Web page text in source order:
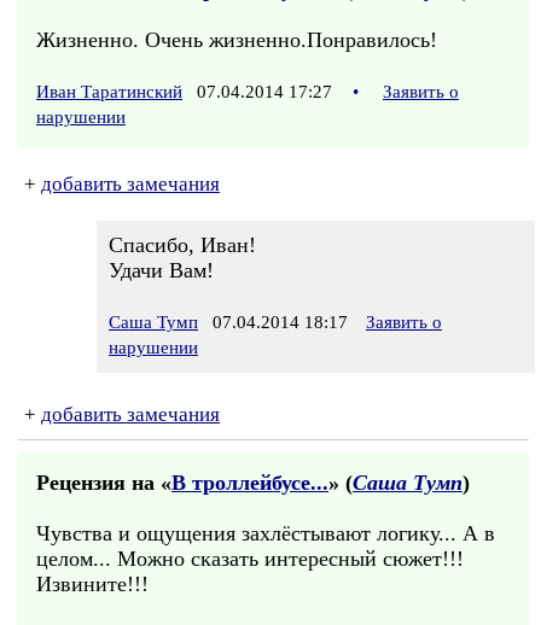
Жизненно. Очень жизненно.Понравилось!
Иван Таратинский 07.04.2014 17:27 •
Заявить о
нарушении
+ добавить замечания
Спасибо, Иван!
Удачи Вам!
Саша Тумп 07.04.2014 18:17
Заявить о
нарушении
+ добавить замечания
Рецензия на «В троллейбусе...» (Саша Тумп)
Чувства и ощущения захлёстывают логику... А в
целом... Можно сказать интересный сюжет!!!
Извините!!!